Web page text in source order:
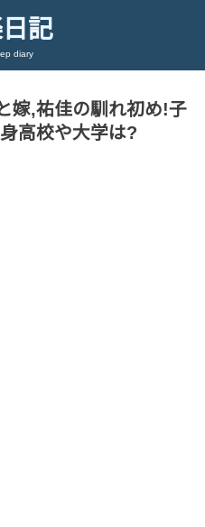
記
diary
嫁,祐佳の馴れ初め!子
高校や大学は?